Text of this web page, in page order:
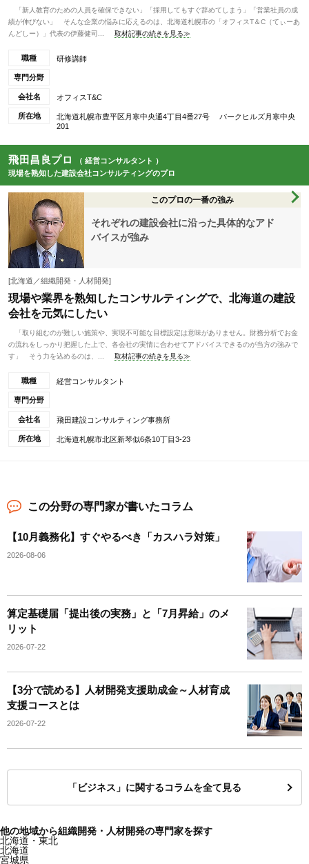
「新人教育のための人員を確保できない」「採用してもすぐ辞めてしまう」「営業社員の成
績が伸びない」 そんな企業の悩みに応えるのは、北海道札幌市の「オフィスT＆C（てぃーあ
んどしー）」代表の伊藤健司...
取材記事の続きを見る≫
職種 研修講師
専門分野
会社名 オフィスT&C
所在地
北海道札幌市豊平区月寒中央通4丁目4番27号 パークヒルズ月寒中央
201
飛田昌良プロ
（ 経営コンサルタント ）
現場を熟知した建設会社コンサルティングのプロ
このプロの一番の強み
それぞれの建設会社に沿った具体的なアド
バイスが強み
[北海道／組織開発・人材開発]
現場や業界を熟知したコンサルティングで、北海道の建設
会社を元気にしたい
「取り組むのが難しい施策や、実現不可能な目標設定は意味がありません。財務分析でお金
の流れをしっかり把握した上で、各会社の実情に合わせてアドバイスできるのが当方の強みで
す」 そう力を込めるのは、...
取材記事の続きを見る≫
職種 経営コンサルタント
専門分野
会社名 飛田建設コンサルティング事務所
所在地 北海道札幌市北区新琴似6条10丁目3-23
この分野の専門家が書いたコラム
【10月義務化】すぐやるべき「カスハラ対策」
2026-08-06
算定基礎届「提出後の実務」と「7月昇給」のメ
リット
2026-07-22
【3分で読める】人材開発支援助成金～人材育成
支援コースとは
2026-07-22
「ビジネス」に関するコラムを全て見る
他の地域から組織開発・人材開発の専門家を探す
北海道・東北
北海道
宮城県